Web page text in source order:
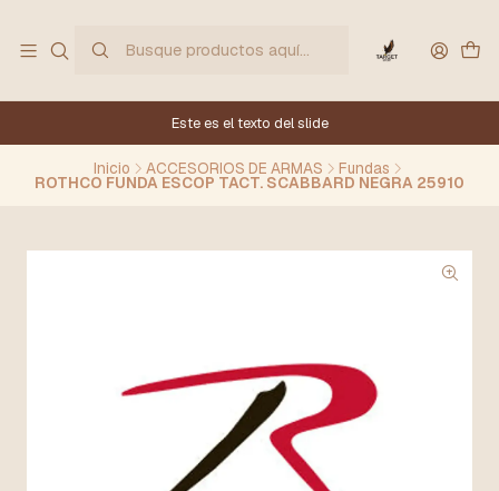
Este es el texto del slide
Inicio ACCESORIOS DE ARMAS Fundas
ROTHCO FUNDA ESCOP TACT. SCABBARD NEGRA 25910